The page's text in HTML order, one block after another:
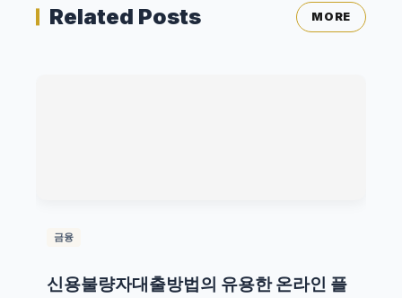
Related Posts MORE
금융
신용불량자대출방법의 유용한 온라인 플